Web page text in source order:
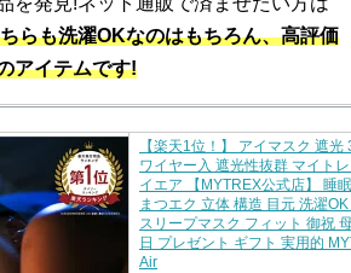
らも洗濯OKなのはもちろん、高評価
アイテムです!
【楽天1位！】 アイマスク 遮光
ワイヤー入 遮光性抜群 マイト
イエア 【MYTREX公式店】 睡
まつエク 立体 構造 目元 洗濯
スリープマスク フィット 御祝
日 プレゼント ギフト 実用的
Air